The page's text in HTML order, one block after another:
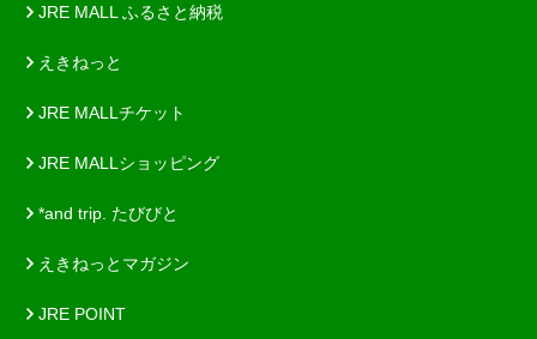
JRE MALL ふるさと納税
えきねっと
JRE MALLチケット
JRE MALLショッピング
*and trip. たびびと
えきねっとマガジン
JRE POINT